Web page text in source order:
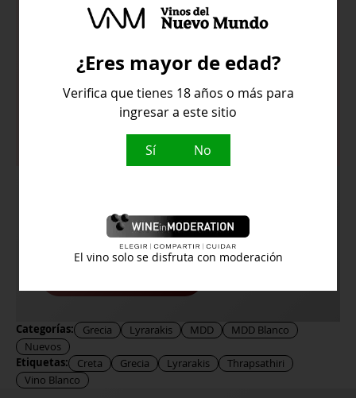
Paladar es fresco y mineral, con una
sensación en boca afrutada y
cremosa, un agradable retrogusto
aromático y una buena persistencia.
Temperatura de servicio: 10ºC - 12ºC
¿Buscas algún vino en concreto y no lo
encuentras en la web?
Categorías: Grecia Lyrarakis MDD
MDD Blanco
Nuevos
Etiquetas: Creta Grecia Lyrarakis
Thrapsathiri
Vino Blanco
¿Eres mayor de edad?
Verifica que tienes 18 años o más para
ingresar a este sitio
Sí No
El vino solo se disfruta con moderación